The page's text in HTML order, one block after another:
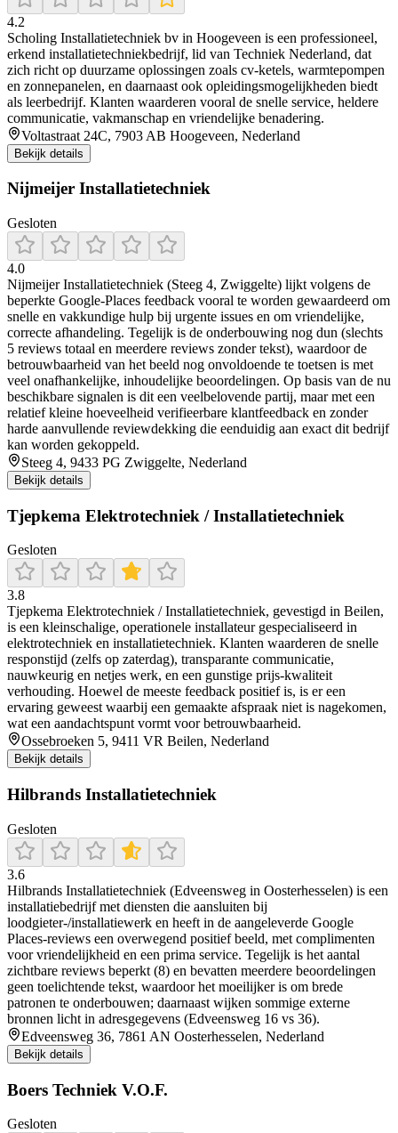
4.2
Scholing Installatietechniek bv in Hoogeveen is een professioneel,
erkend installatietechniekbedrijf, lid van Techniek Nederland, dat
zich richt op duurzame oplossingen zoals cv-ketels, warmtepompen
en zonnepanelen, en daarnaast ook opleidingsmogelijkheden biedt
als leerbedrijf. Klanten waarderen vooral de snelle service, heldere
communicatie, vakmanschap en vriendelijke benadering.
Voltastraat 24C, 7903 AB Hoogeveen, Nederland
Bekijk details
Nijmeijer Installatietechniek
Gesloten
4.0
Nijmeijer Installatietechniek (Steeg 4, Zwiggelte) lijkt volgens de
beperkte Google-Places feedback vooral te worden gewaardeerd om
snelle en vakkundige hulp bij urgente issues en om vriendelijke,
correcte afhandeling. Tegelijk is de onderbouwing nog dun (slechts
5 reviews totaal en meerdere reviews zonder tekst), waardoor de
betrouwbaarheid van het beeld nog onvoldoende te toetsen is met
veel onafhankelijke, inhoudelijke beoordelingen. Op basis van de nu
beschikbare signalen is dit een veelbelovende partij, maar met een
relatief kleine hoeveelheid verifieerbare klantfeedback en zonder
harde aanvullende reviewdekking die eenduidig aan exact dit bedrijf
kan worden gekoppeld.
Steeg 4, 9433 PG Zwiggelte, Nederland
Bekijk details
Tjepkema Elektrotechniek / Installatietechniek
Gesloten
3.8
Tjepkema Elektrotechniek / Installatietechniek, gevestigd in Beilen,
is een kleinschalige, operationele installateur gespecialiseerd in
elektrotechniek en installatietechniek. Klanten waarderen de snelle
responstijd (zelfs op zaterdag), transparante communicatie,
nauwkeurig en netjes werk, en een gunstige prijs‑kwaliteit
verhouding. Hoewel de meeste feedback positief is, is er een
ervaring geweest waarbij een gemaakte afspraak niet is nagekomen,
wat een aandachtspunt vormt voor betrouwbaarheid.
Ossebroeken 5, 9411 VR Beilen, Nederland
Bekijk details
Hilbrands Installatietechniek
Gesloten
3.6
Hilbrands Installatietechniek (Edveensweg in Oosterhesselen) is een
installatiebedrijf met diensten die aansluiten bij
loodgieter-/installatiewerk en heeft in de aangeleverde Google
Places-reviews een overwegend positief beeld, met complimenten
voor vriendelijkheid en een prima service. Tegelijk is het aantal
zichtbare reviews beperkt (8) en bevatten meerdere beoordelingen
geen toelichtende tekst, waardoor het moeilijker is om brede
patronen te onderbouwen; daarnaast wijken sommige externe
bronnen licht in adresgegevens (Edveensweg 16 vs 36).
Edveensweg 36, 7861 AN Oosterhesselen, Nederland
Bekijk details
Boers Techniek V.O.F.
Gesloten